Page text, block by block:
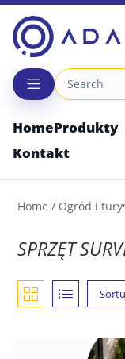
Skip
content
HomeProdukty
Kontakt
Home / Ogród i
SPRZĘT